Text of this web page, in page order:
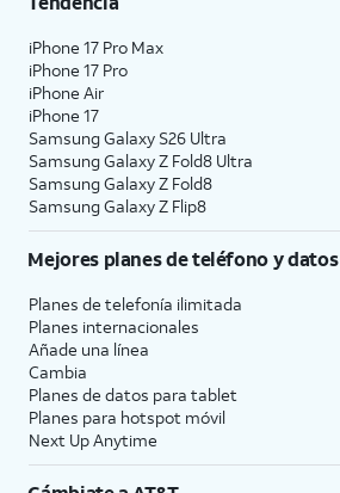
iPhone 17 Pro Max
iPhone 17 Pro
iPhone Air
iPhone 17
Samsung Galaxy S26 Ultra
Samsung Galaxy Z Fold8 Ultra
Samsung Galaxy Z Fold8
Samsung Galaxy Z Flip8
Mejores planes de teléfono y datos
Planes de telefonía ilimitada
Planes internacionales
Añade una línea
Cambia
Planes de datos para tablet
Planes para hotspot móvil
Next Up Anytime